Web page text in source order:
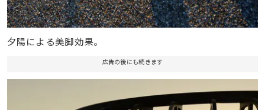
夕陽による美脚効果。
広告の後にも続きます